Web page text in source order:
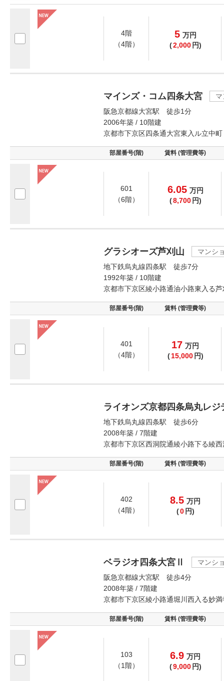
4階
（4階）
5 万円
(2,000 円)
マインズ・コム四条大宮
阪急京都線大宮駅 徒歩1分
2006年築 / 10階建
京都市下京区四条通大宮東入ル立中町
部屋番号(階) 賃料 (管理費等)
601
（6階）
6.05 万円
(8,700 円)
グラシオーズ芦刈山
マンシ
地下鉄烏丸線四条駅 徒歩7分
1992年築 / 10階建
京都市下京区綾小路通油小路東入る
部屋番号(階) 賃料 (管理費等)
401
（4階）
17 万円
( 15,000 円)
ライオンズ京都四条烏丸レジ
地下鉄烏丸線四条駅 徒歩6分
2008年築 / 7階建
京都市下京区西洞院通綾小路下る綾
部屋番号(階) 賃料 (管理費等)
402
（4階）
8.5 万円
(0 円)
ベラジオ四条大宮Ⅱ
マンシ
阪急京都線大宮駅 徒歩4分
2008年築 / 7階建
京都市下京区綾小路通堀川西入る妙満
部屋番号(階) 賃料 (管理費等)
103
（1階）
6.9 万円
(9,000 円)